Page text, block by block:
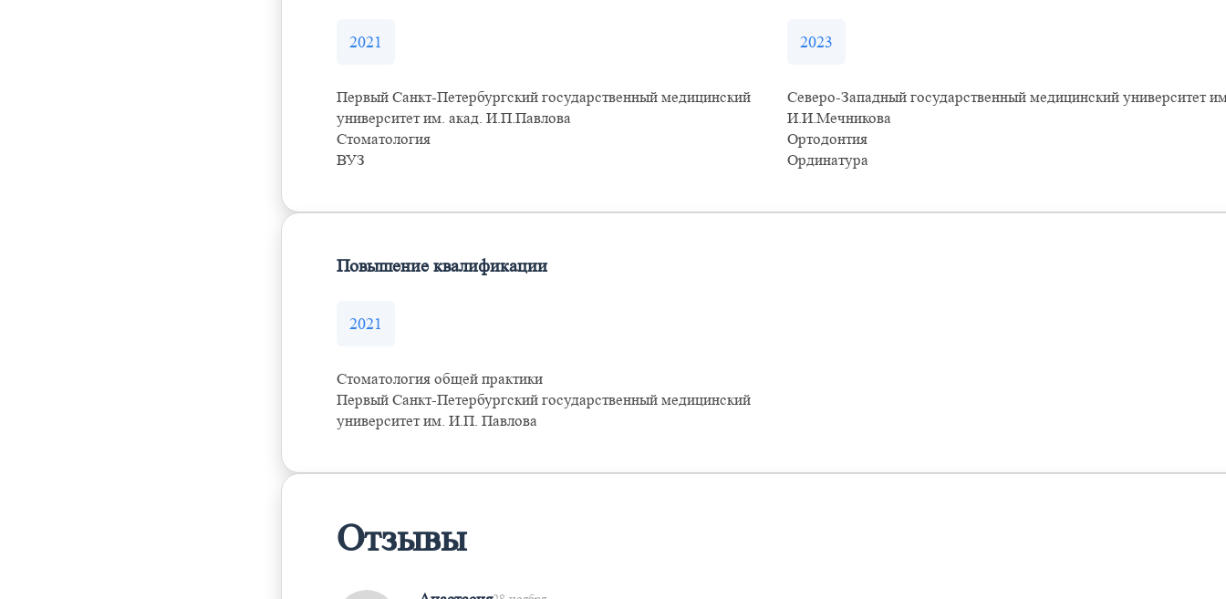
2021
Первый Санкт-Петербургский государственный медицинский
университет им. акад. И.П.Павлова
Стоматология
ВУЗ
2023
Северо-Западный государственный медицинский университет
И.И.Мечникова
Ортодонтия
Ординатура
Повышение квалификации
2021
Стоматология общей практики
Первый Санкт-Петербургский государственный медицинский
университет им. И.П. Павлова
Отзывы